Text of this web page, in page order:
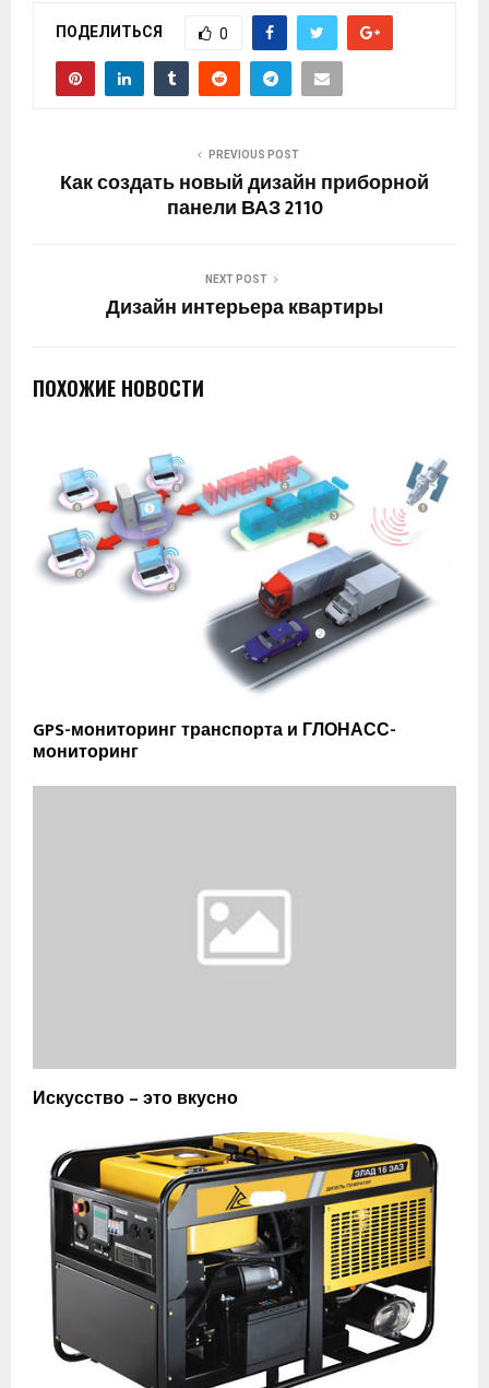
ПОДЕЛИТЬСЯ 0
PREVIOUS POST
Как создать новый дизайн приборной
панели ВАЗ 2110
NEXT POST
Дизайн интерьера квартиры
ПОХОЖИЕ НОВОСТИ
GPS-мониторинг транспорта и ГЛОНАСС-
мониторинг
Искусство – это вкусно